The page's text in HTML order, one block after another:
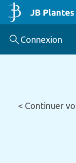
Connexion
< Continuer